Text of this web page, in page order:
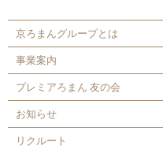
京ろまんグループとは
事業案内
プレミアろまん 友の会
お知らせ
リクルート